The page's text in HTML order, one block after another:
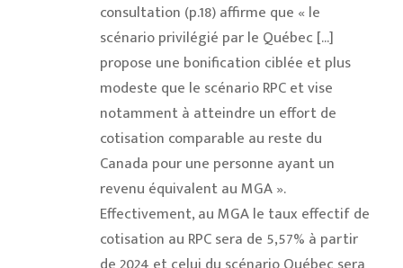
consultation (p.18) affirme que « le
scénario privilégié par le Québec [...]
propose une bonification ciblée et plus
modeste que le scénario RPC et vise
notamment à atteindre un effort de
cotisation comparable au reste du
Canada pour une personne ayant un
revenu équivalent au MGA ».
Effectivement, au MGA le taux effectif de
cotisation au RPC sera de 5,57% à partir